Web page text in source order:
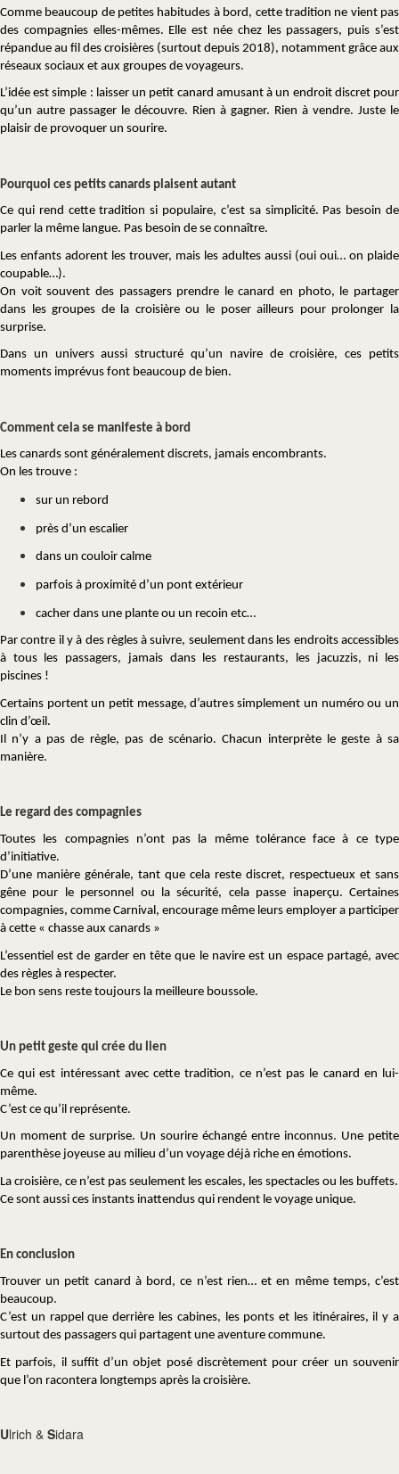
Comme beaucoup de petites habitudes à bord, cette tradition ne vient pas
des compagnies elles-mêmes. Elle est née chez les passagers, puis s’est
répandue au fil des croisières (surtout depuis 2018), notamment grâce aux
réseaux sociaux et aux groupes de voyageurs.
L’idée est simple : laisser un petit canard amusant à un endroit discret pour
qu’un autre passager le découvre. Rien à gagner. Rien à vendre. Juste le
plaisir de provoquer un sourire.
Pourquoi ces petits canards plaisent autant
Ce qui rend cette tradition si populaire, c’est sa simplicité. Pas besoin de
parler la même langue. Pas besoin de se connaître.
Les enfants adorent les trouver, mais les adultes aussi (oui oui… on plaide
coupable…).
On voit souvent des passagers prendre le canard en photo, le partager
dans les groupes de la croisière ou le poser ailleurs pour prolonger la
surprise.
Dans un univers aussi structuré qu’un navire de croisière, ces petits
moments imprévus font beaucoup de bien.
Comment cela se manifeste à bord
Les canards sont généralement discrets, jamais encombrants.
On les trouve :
sur un rebord
près d’un escalier
dans un couloir calme
parfois à proximité d’un pont extérieur
cacher dans une plante ou un recoin etc…
Par contre il y à des règles à suivre, seulement dans les endroits accessibles
à tous les passagers, jamais dans les restaurants, les jacuzzis, ni les
piscines !
Certains portent un petit message, d’autres simplement un numéro ou un
clin d’œil.
Il n’y a pas de règle, pas de scénario. Chacun interprète le geste à sa
manière.
Le regard des compagnies
Toutes les compagnies n’ont pas la même tolérance face à ce type
d’initiative.
D’une manière générale, tant que cela reste discret, respectueux et sans
gêne pour le personnel ou la sécurité, cela passe inaperçu. Certaines
compagnies, comme Carnival, encourage même leurs employer a participer
à cette « chasse aux canards »
L’essentiel est de garder en tête que le navire est un espace partagé, avec
des règles à respecter.
Le bon sens reste toujours la meilleure boussole.
Un petit geste qui crée du lien
Ce qui est intéressant avec cette tradition, ce n’est pas le canard en lui-
même.
C’est ce qu’il représente.
Un moment de surprise. Un sourire échangé entre inconnus. Une petite
parenthèse joyeuse au milieu d’un voyage déjà riche en émotions.
La croisière, ce n’est pas seulement les escales, les spectacles ou les buffets.
Ce sont aussi ces instants inattendus qui rendent le voyage unique.
En conclusion
Trouver un petit canard à bord, ce n’est rien… et en même temps, c’est
beaucoup.
C’est un rappel que derrière les cabines, les ponts et les itinéraires, il y a
surtout des passagers qui partagent une aventure commune.
Et parfois, il suffit d’un objet posé discrètement pour créer un souvenir
que l’on racontera longtemps après la croisière.
Ulrich & Sidara